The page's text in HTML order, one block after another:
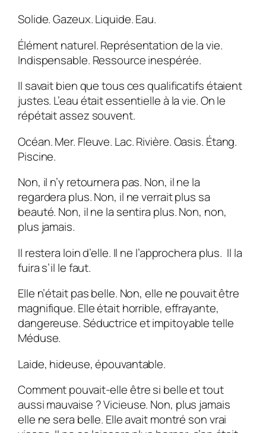
Solide. Gazeux. Liquide. Eau.
Élément naturel. Représentation de la vie.
Indispensable. Ressource inespérée.
Il savait bien que tous ces qualificatifs étaient
justes. L’eau était essentielle à la vie. On le
répétait assez souvent.
Océan. Mer. Fleuve. Lac. Rivière. Oasis. Étang.
Piscine.
Non, il n’y retournera pas. Non, il ne la
regardera plus. Non, il ne verrait plus sa
beauté. Non, il ne la sentira plus. Non, non,
plus jamais.
Il restera loin d’elle. Il ne l’approchera plus. Il la
fuira s’il le faut.
Elle n’était pas belle. Non, elle ne pouvait être
magnifique. Elle était horrible, effrayante,
dangereuse. Séductrice et impitoyable telle
Méduse.
Laide, hideuse, épouvantable.
Comment pouvait-elle être si belle et tout
aussi mauvaise ? Vicieuse. Non, plus jamais
elle ne sera belle. Elle avait montré son vrai